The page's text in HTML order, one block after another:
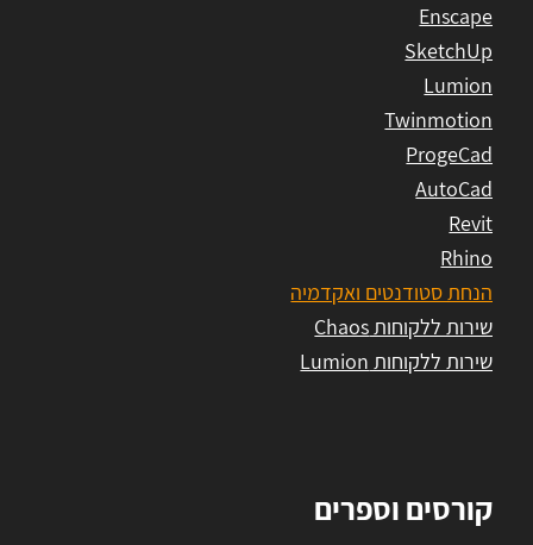
Enscape
SketchUp
Lumion
Twinmotion
ProgeCad
AutoCad
Revit
Rhino
הנחת סטודנטים ואקדמיה
שירות ללקוחות Chaos
שירות ללקוחות Lumion
קורסים וספרים